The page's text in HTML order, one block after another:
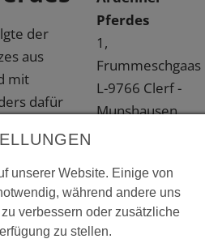
der
aus
mit
dafür
die
ist
Pferdes
1,
Frummeschgaas
L-9766 Clerf -
Munshausen
Weitere
unserer Website. Einige von
während andere uns
verbessern oder zusätzliche
zu stellen.